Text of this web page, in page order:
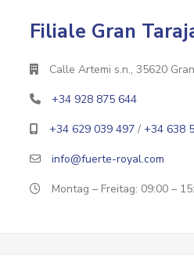
Filiale Gran
Calle Artemi s.n., 35620
+34 928 875 644
+34 629 039 497 / +34 638
info@fuerte-royal.com
Montag – Freitag: 09:00 –